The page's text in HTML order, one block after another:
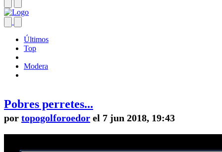
Últimos
Top
Modera
Pobres perretes...
por topogolforoedor el 7 jun 2018, 19:43